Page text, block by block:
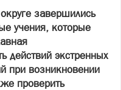
завершились
учения, которые
действий экстренных
при возникновении
проверить